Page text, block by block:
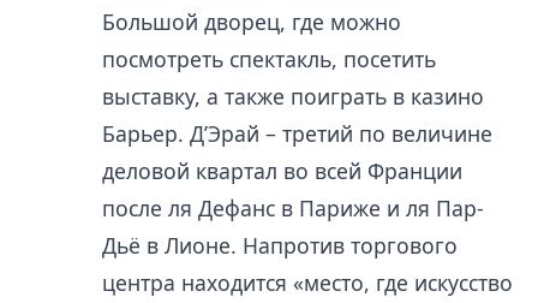
Большой дворец, где можно
посмотреть спектакль, посетить
выставку, а также поиграть в казино
Барьер. Д’Эрай – третий по величине
деловой квартал во всей Франции
после ля Дефанс в Париже и ля Пар-
Дьё в Лионе. Напротив торгового
центра находится «место, где искусство